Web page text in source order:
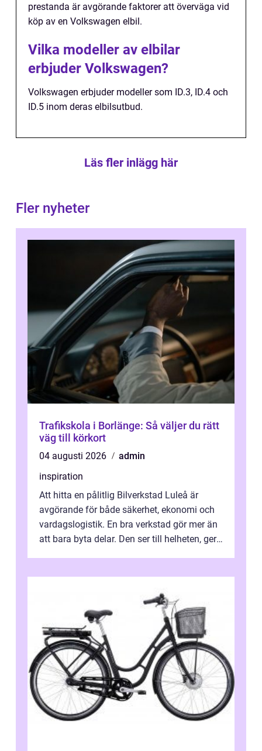
prestanda är avgörande faktorer att överväga vid
köp av en Volkswagen elbil.
Vilka modeller av elbilar
erbjuder Volkswagen?
Volkswagen erbjuder modeller som ID.3, ID.4 och
ID.5 inom deras elbilsutbud.
Läs fler inlägg här
Fler nyheter
Trafikskola i Borlänge: Så väljer du rätt
väg till körkort
04 augusti 2026
admin
inspiration
Att hitta en pålitlig Bilverkstad Luleå är
avgörande för både säkerhet, ekonomi och
vardagslogistik. En bra verkstad gör mer än
att bara byta delar. Den ser till helheten, ger